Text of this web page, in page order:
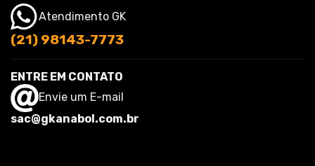
Atendimento GK
(21) 98143-7773
ENTRE EM CONTATO
Envie um E-mail
sac@gkanabol.com.br